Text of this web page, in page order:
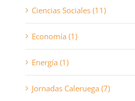
Ciencias Sociales (11)
Economía (1)
Energía (1)
Jornadas Caleruega (7)